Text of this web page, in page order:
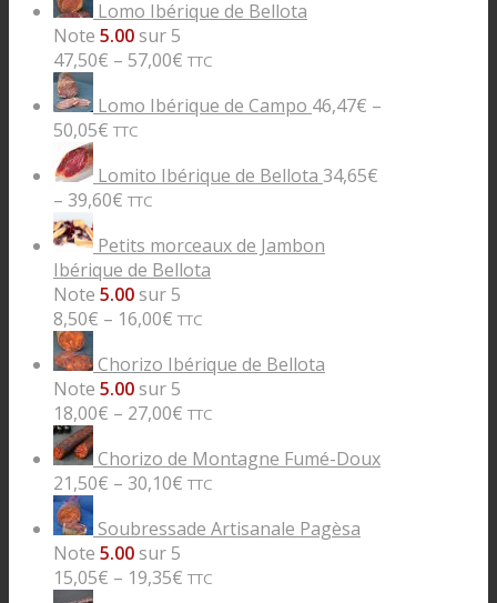
Lomo Ibérique de Bellota
Note 5.00sur 5
47,50€ – 57,00€ TTC
Lomo Ibérique de Campo 46,47€ –
50,05€ TTC
Lomito Ibérique de Bellota 34,65€
– 39,60€ TTC
Petits morceaux de Jambon
Ibérique de Bellota
Note 5.00sur 5
8,50€ – 16,00€ TTC
Chorizo Ibérique de Bellota
Note 5.00sur 5
18,00€ – 27,00€ TTC
Chorizo de Montagne Fumé-Doux
21,50€ – 30,10€ TTC
Soubressade Artisanale Pagèsa
Note 5.00sur 5
15,05€ – 19,35€ TTC